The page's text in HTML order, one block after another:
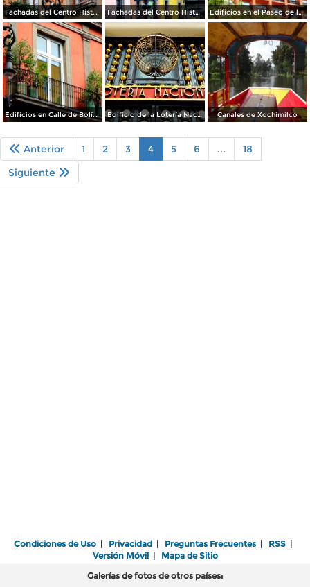
Fachadas del Centro Histórico de la Ciudad de México Fachadas del Centro Histórico de la Ciudad de México Edificios en el Paseo de la Reforma
Edificios en Calle de Bolívar Edificio de la Lotería Nacional Canales de Xochimilco
Anterior 1 2 3 4 5 6 ...
18
Siguiente
Condiciones de Uso | Privacidad | Preguntas Frecuentes | RSS |
Versión Móvil| Mapa de Sitio
Galerías de fotos de otros países: